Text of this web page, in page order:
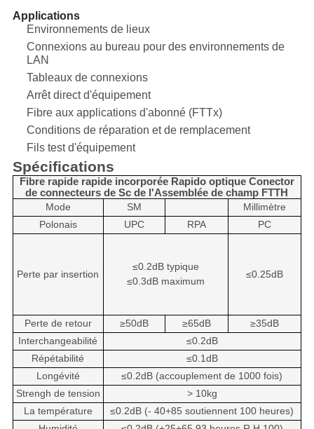
Applications
Environnements de lieux
Connexions au bureau pour des environnements de
LAN
Tableaux de connexions
Arrêt direct d'équipement
Fibre aux applications d'abonné (FTTx)
Conditions de réparation et de remplacement
Fils test d'équipement
Spécifications
Fibre rapide rapide incorporée Rapido optique Conector
de connecteurs de Sc de l'Assemblée de champ FTTH
Mode
SM
Millimètre
Polonais
UPC RPA PC
Perte par insertion
≤0.2dB typique
≤0.3dB maximum
≤0.25dB
Perte de retour ≥50dB ≥65dB
≥35dB
Interchangeabilité
≤0.2dB
Répétabilité
≤0.1dB
Longévité
≤0.2dB (accouplement de 1000 fois)
Strengh de tension
> 10kg
La température
≤0.2dB (- 40+85 soutiennent 100 heures)